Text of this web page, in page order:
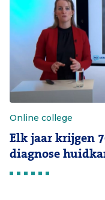
Online college
Elk jaar krijgen
diagnose